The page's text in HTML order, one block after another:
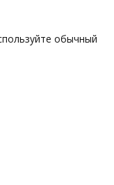
обычный